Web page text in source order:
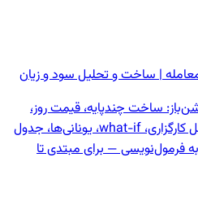
| ساخت و تحلیل سود و زیان
ساخت چندپایه، قیمت روز،
مقایسه با نمودار دوم، ورود اکسل کارگزاری، what-if، یونانی‌ها، جدول
فرمول‌نویسی — برای مبتدی تا